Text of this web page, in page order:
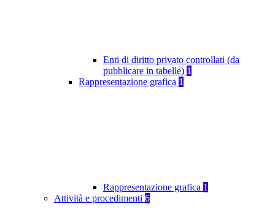
Enti di diritto privato controllati (da
pubblicare in tabelle) 1
Rappresentazione grafica 1
Rappresentazione grafica 1
Attività e procedimenti 6